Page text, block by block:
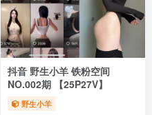
抖音 野生小羊 铁粉空间
NO.002期 【25P27V】
野生小羊